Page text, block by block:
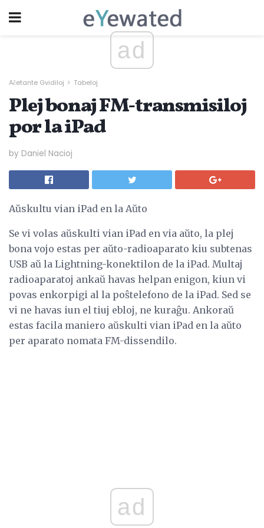
ad
Aĉetante Gvidiloj Tabeloj
Plej bonaj FM-transmisiloj
por la iPad
by Daniel Nacioj
Aŭskultu vian iPad en la Aŭto
Se vi volas aŭskulti vian iPad en via aŭto, la plej
bona vojo estas per aŭto-radioaparato kiu subtenas
USB aŭ la Lightning-konektilon de la iPad. Multaj
radioaparatoj ankaŭ havas helpan enigon, kiun vi
povas enkorpigi al la poŝtelefono de la iPad. Sed se
vi ne havas iun el tiuj ebloj, ne kuraĝu. Ankoraŭ
estas facila maniero aŭskulti vian iPad en la aŭto
per aparato nomata FM-dissendilo.
ad